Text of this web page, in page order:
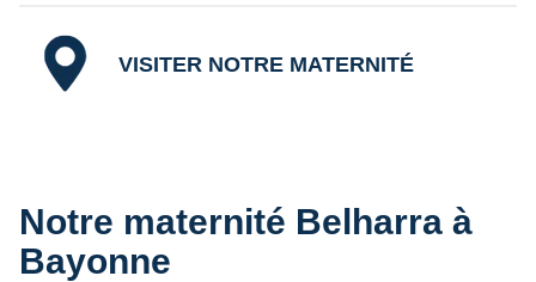
VISITER NOTRE MATERNITÉ
Notre maternité Belharra à
Bayonne